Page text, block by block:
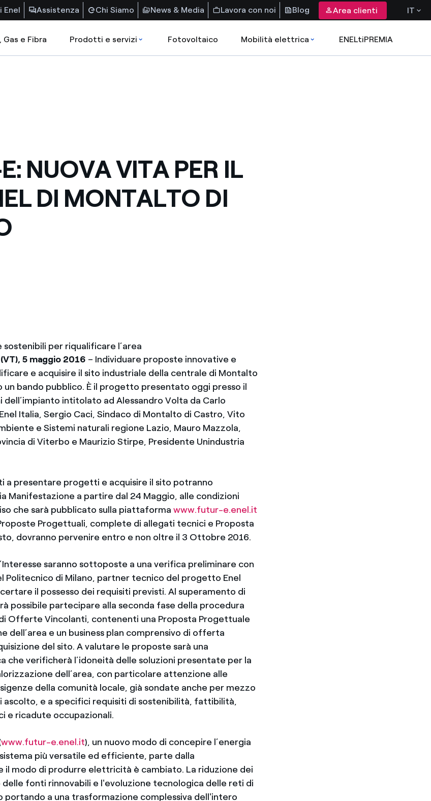
Enel Assistenza Chi Siamo News & Media Lavora con noi Blog Area clienti IT
Gas e Fibra Prodotti e servizi Fotovoltaico Mobilità elettrica ENELtiPREMIA
NUOVA VITA PER IL
DI MONTALTO DI
per riqualificare l’area
5 maggio 2016 – Individuare proposte innovative e
e acquisire il sito industriale della centrale di Montalto
bando pubblico. È il progetto presentato oggi presso il
intitolato ad Alessandro Volta da Carlo
Italia, Sergio Caci, Sindaco di Montalto di Castro, Vito
e Sistemi naturali regione Lazio, Mauro Mazzola,
di Viterbo e Maurizio Stirpe, Presidente Unindustria
a presentare progetti e acquisire il sito potranno
Manifestazione a partire dal 24 Maggio, alle condizioni
che sarà pubblicato sulla piattaformawww.futur-e.enel.it
Progettuali, complete di allegati tecnici e Proposta
dovranno pervenire entro e non oltre il 3 Ottobre 2016.
saranno sottoposte a una verifica preliminare con
Politecnico di Milano, partner tecnico del progetto Enel
il possesso dei requisiti previsti. Al superamento di
possibile partecipare alla seconda fase della procedura
Offerte Vincolanti, contenenti una Proposta Progettuale
dell’area e un business plan comprensivo di offerta
del sito. A valutare le proposte sarà una
che verificherà l’idoneità delle soluzioni presentate per la
dell’area, con particolare attenzione alle
della comunità locale, già sondate anche per mezzo
ascolto, e a specifici requisiti di sostenibilità, fattibilità,
e ricadute occupazionali.
www.futur-e.enel.it), un nuovo modo di concepire l’energia
più versatile ed efficiente, parte dalla
il modo di produrre elettricità è cambiato. La riduzione dei
delle fonti rinnovabili e l'evoluzione tecnologica delle reti di
portando a una trasformazione complessiva dell'intero